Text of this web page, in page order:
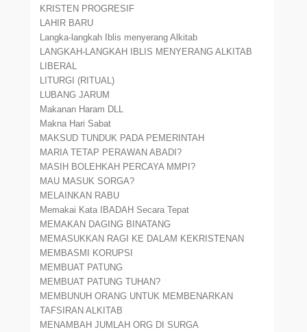
KRISTEN PROGRESIF
LAHIR BARU
Langka-langkah Iblis menyerang Alkitab
LANGKAH-LANGKAH IBLIS MENYERANG ALKITAB
LIBERAL
LITURGI (RITUAL)
LUBANG JARUM
Makanan Haram DLL
Makna Hari Sabat
MAKSUD TUNDUK PADA PEMERINTAH
MARIA TETAP PERAWAN ABADI?
MASIH BOLEHKAH PERCAYA MMPI?
MAU MASUK SORGA?
MELAINKAN RABU
Memakai Kata IBADAH Secara Tepat
MEMAKAN DAGING BINATANG
MEMASUKKAN RAGI KE DALAM KEKRISTENAN
MEMBASMI KORUPSI
MEMBUAT PATUNG
MEMBUAT PATUNG TUHAN?
MEMBUNUH ORANG UNTUK MEMBENARKAN
TAFSIRAN ALKITAB
MENAMBAH JUMLAH ORG DI SURGA